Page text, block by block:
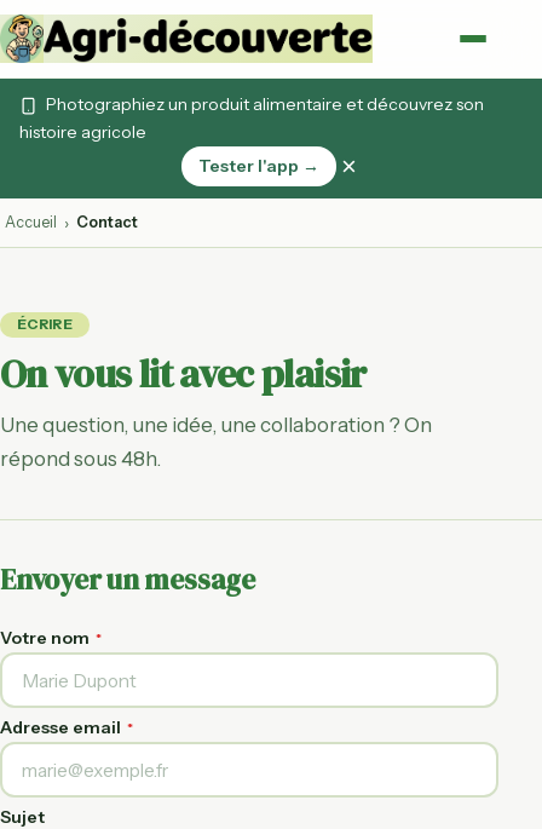
Photographiez un produit alimentaire et découvrez son
histoire agricole
Tester l'app →
×
Accueil › Contact
ÉCRIRE
On vous lit avec plaisir
Une question, une idée, une collaboration ? On
répond sous 48h.
Envoyer un message
Votre nom *
Adresse email *
Sujet